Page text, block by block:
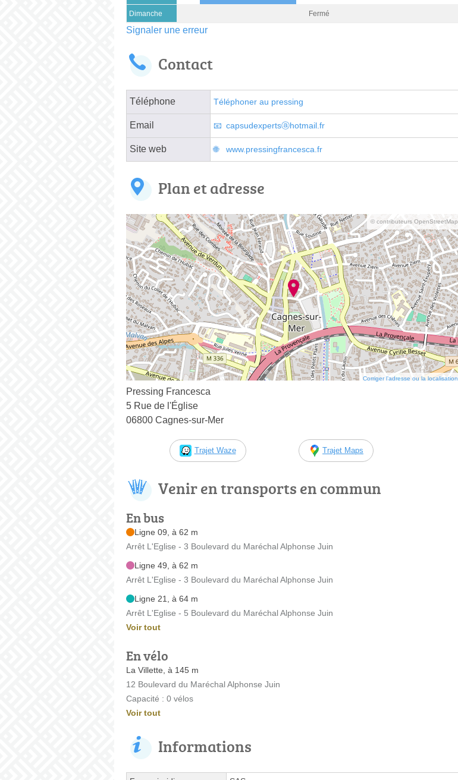
Dimanche Fermé
Signaler une erreur
Contact
Téléphone Téléphoner au pressing
Email capsudexpertsⓐhotmail.fr
Site web www.pressingfrancesca.fr
Plan et adresse
© contributeurs OpenStreetMap
Corriger l’adresse ou la localisation
Pressing Francesca
5 Rue de l'Église
06800 Cagnes-sur-Mer
Trajet Waze Trajet Maps
Venir en transports en commun
En bus
Ligne 09, à 62 m
Arrêt L'Eglise - 3 Boulevard du Maréchal Alphonse Juin
Ligne 49, à 62 m
Arrêt L'Eglise - 3 Boulevard du Maréchal Alphonse Juin
Ligne 21, à 64 m
Arrêt L'Eglise - 5 Boulevard du Maréchal Alphonse Juin
Voir tout
En vélo
La Villette, à 145 m
12 Boulevard du Maréchal Alphonse Juin
Capacité : 0 vélos
Voir tout
Informations